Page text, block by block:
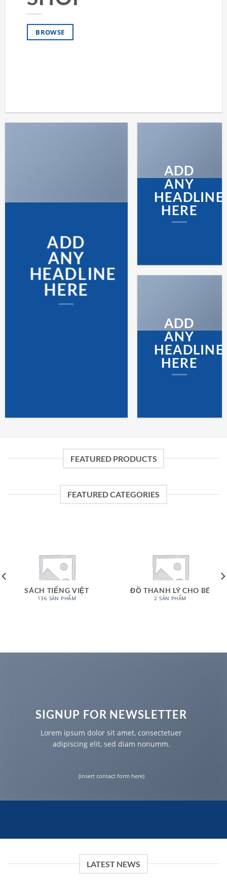
BROWSE
ADD
ANY
HEADLINE
HERE
ADD
ANY
HEADLINE
HERE
ADD
ANY
HEADLINE
HERE
FEATURED PRODUCTS
FEATURED CATEGORIES
SÁCH TIẾNG VIỆT
136 SẢN PHẨM
ĐỒ THANH LÝ CHO BÉ
2 SẢN PHẨM
SIGNUP FOR NEWSLETTER
Lorem ipsum dolor sit amet, consectetuer
adipiscing elit, sed diam nonumm.
(insert contact form here)
LATEST NEWS